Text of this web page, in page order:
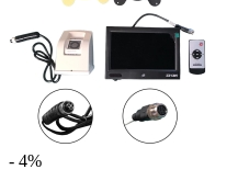
- 4%